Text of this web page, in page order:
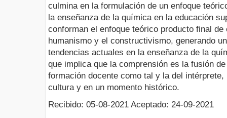
culmina en la formulación de un enfoque
la enseñanza de la química en la educación
conforman el enfoque teórico producto final
humanismo y el constructivismo, generando
tendencias actuales en la enseñanza de la
que implica que la comprensión es la fusión
formación docente como tal y la del
cultura y en un momento histórico.
Recibido: 05-08-2021 Aceptado: 24-09-2021